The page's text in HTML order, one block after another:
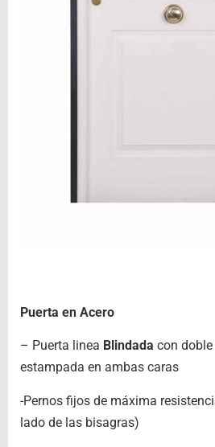
Puerta en Acero
– Puerta linea Blindada con
estampada en ambas caras
-Pernos fijos de máxima
lado de las bisagras)